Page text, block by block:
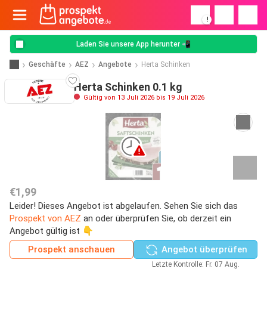
!
Laden Sie unsere App herunter 📲
Geschäfte AEZ Angebote Herta Schinken
Herta Schinken 0.1 kg
Gültig von 13 Juli 2026 bis 19 Juli 2026
€1,99
Leider! Dieses Angebot ist abgelaufen. Sehen Sie sich das
Prospekt von AEZ an oder überprüfen Sie, ob derzeit ein
Angebot gültig ist 👇
Prospekt anschauen
Angebot überprüfen
Letzte Kontrolle: Fr. 07 Aug.